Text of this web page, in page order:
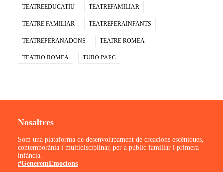
TEATREEDUCATIU TEATREFAMILIAR
TEATRE FAMILIAR TEATREPERAINFANTS
TEATREPERANADONS TEATRE ROMEA
TEATRO ROMEA TURÓ PARC
Nosaltres
Som una plataforma de desenvolupament de creacions escèniques,
contemporània i multidisciplinar, per a públic familiar i primera
infància.
#GeneremEmocions